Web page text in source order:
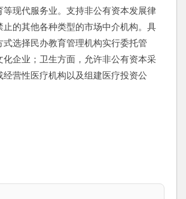
现代服务业。支持非公有资本发展律
的其他各种类型的市场中介机构。具
选择民办教育管理机构实行委托管
企业；卫生方面，允许非公有资本采
营性医疗机构以及组建医疗投资公